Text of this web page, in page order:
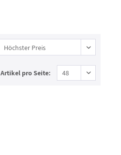
Artikel pro Seite: